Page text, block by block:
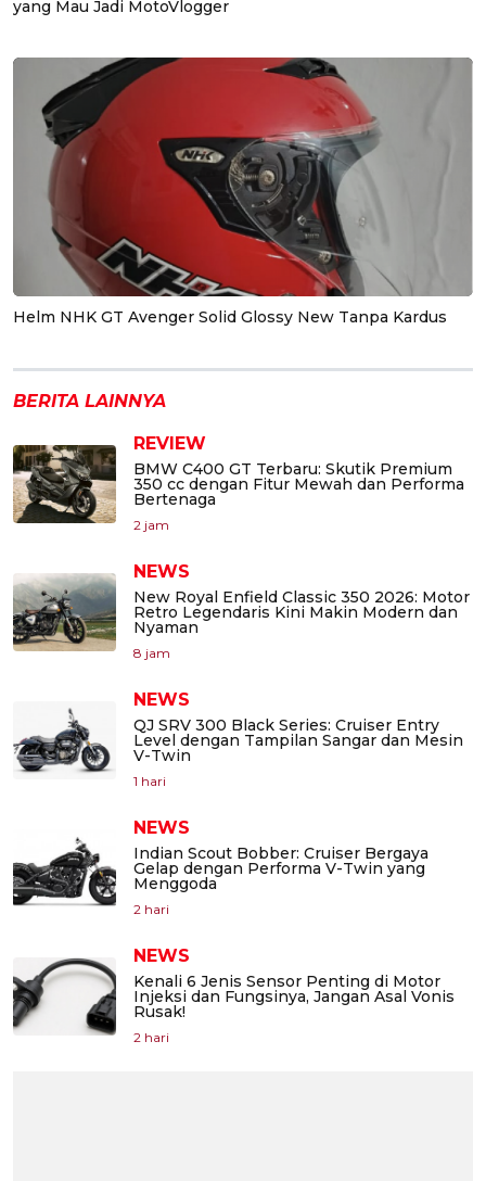
yang Mau Jadi MotoVlogger
Helm NHK GT Avenger Solid Glossy New Tanpa Kardus
BERITA LAINNYA
REVIEW
BMW C400 GT Terbaru: Skutik Premium
350 cc dengan Fitur Mewah dan Performa
Bertenaga
2 jam
NEWS
New Royal Enfield Classic 350 2026: Motor
Retro Legendaris Kini Makin Modern dan
Nyaman
8 jam
NEWS
QJ SRV 300 Black Series: Cruiser Entry
Level dengan Tampilan Sangar dan Mesin
V-Twin
1 hari
NEWS
Indian Scout Bobber: Cruiser Bergaya
Gelap dengan Performa V-Twin yang
Menggoda
2 hari
NEWS
Kenali 6 Jenis Sensor Penting di Motor
Injeksi dan Fungsinya, Jangan Asal Vonis
Rusak!
2 hari